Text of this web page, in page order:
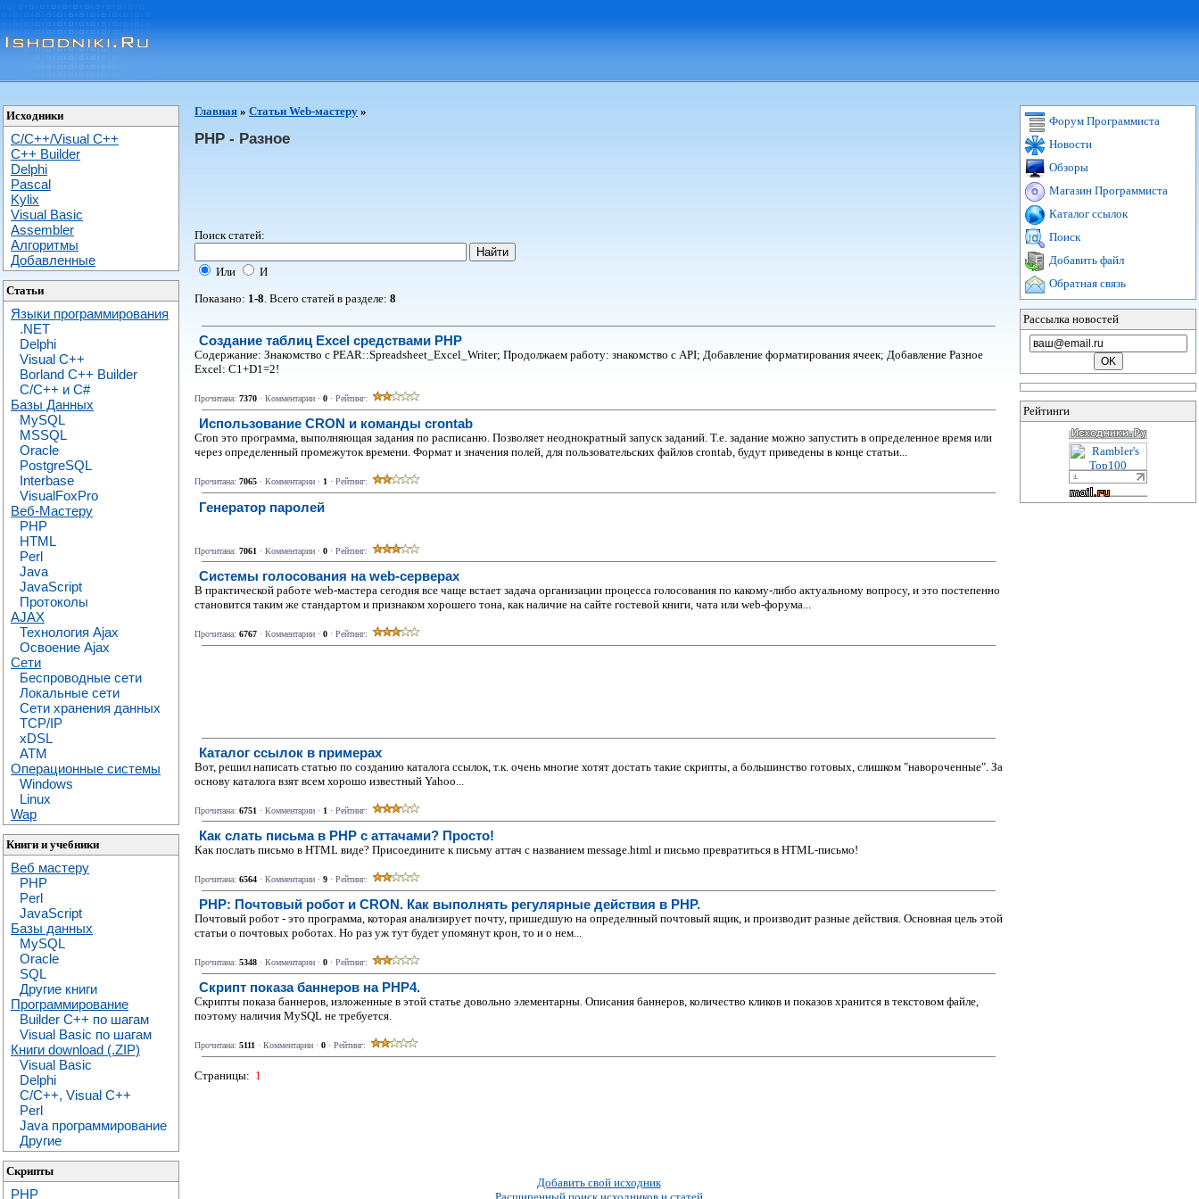
Исходники
C/C++/Visual C++
С++ Builder
Delphi
Pascal
Kylix
Visual Basic
Assembler
Алгоритмы
Добавленные
Статьи
Языки программирования
.NET
Delphi
Visual C++
Borland C++ Builder
C/С++ и C#
Базы Данных
MySQL
MSSQL
Oracle
PostgreSQL
Interbase
VisualFoxPro
Веб-Мастеру
PHP
HTML
Perl
Java
JavaScript
Протоколы
AJAX
Технология Ajax
Освоение Ajax
Сети
Беспроводные сети
Локальные сети
Сети хранения данных
TCP/IP
xDSL
ATM
Операционные системы
Windows
Linux
Wap
Книги и учебники
Веб мастеру
PHP
Perl
JavaScript
Базы данных
MySQL
Oracle
SQL
Другие книги
Программирование
Builder C++ по шагам
Visual Basic по шагам
Книги download (.ZIP)
Visual Basic
Delphi
C/C++, Visual C++
Perl
Java программирование
Другие
Скрипты
PHP
Главная » Статьи Web-мастеру »
PHP - Разное
Поиск статей:
Или
И
Показано: 1-8 . Всего статей в разделе: 8
Создание таблиц Excel средствами PHP
Содержание: Знакомство с PEAR::Spreadsheet_Excel_Writer; Продолжаем работу: знакомство с API; Добавлениe форматирования ячеек; Добавление Разное
Excel: C1+D1=2!
Прочитана: 7370 · Комментарии · 0 · Рейтинг:
Использование CRON и команды crontab
Cron это программа, выполняющая задания по расписаню. Позволяет неоднократный запуск заданий. Т.е. задание можно запустить в определенное время или
через определенный промежуток времени. Формат и значения полей, для пользовательских файлов crontab, будут приведены в конце статьи...
Прочитана: 7065 · Комментарии · 1 · Рейтинг:
Генератор паролей
Прочитана: 7061 · Комментарии · 0 · Рейтинг:
Системы голосования на web-серверах
В практической работе web-мастера сегодня все чаще встает задача организации процесса голосования по какому-либо актуальному вопросу, и это постепенно
становится таким же стандартом и признаком хорошего тона, как наличие на сайте гостевой книги, чата или web-форума...
Прочитана: 6767 · Комментарии · 0 · Рейтинг:
Каталог ссылок в примерах
Вот, решил написать статью по созданию каталога ссылок, т.к. очень многие хотят достать такие скрипты, а большинство готовых, слишком "навороченные". За
основу каталога взят всем хорошо известный Yahoo...
Прочитана: 6751 · Комментарии · 1 · Рейтинг:
Как слать письма в PHP с аттачами? Просто!
Как послать письмо в HTML виде? Присоедините к письму аттач с названием message.html и письмо превратиться в HTML-письмо!
Прочитана: 6564 · Комментарии · 9 · Рейтинг:
PHP: Почтовый робот и CRON. Как выполнять регулярные действия в PHP.
Почтовый робот - это программа, которая анализирует почту, пришедшую на определнный почтовый ящик, и производит разные действия. Основная цель этой
статьи о почтовых роботах. Но раз уж тут будет упомянут крон, то и о нем...
Прочитана: 5348 · Комментарии · 0 · Рейтинг:
Скрипт показа баннеров на PHP4.
Скрипты показа баннеров, изложенные в этой статье довольно элементарны. Описания баннеров, количество кликов и показов хранится в текстовом файле,
поэтому наличия MySQL не требуется.
Прочитана: 5111 · Комментарии · 0 · Рейтинг:
Страницы: 1
Добавить свой исходник
Форум Программиста
Новости
Обзоры
Магазин Программиста
Каталог ссылок
Поиск
Добавить файл
Обратная связь
Рассылка новостей
Рейтинги